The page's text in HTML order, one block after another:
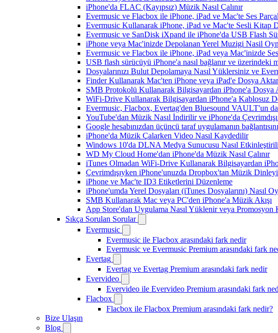
iPhone'da FLAC (Kayıpsız) Müzik Nasıl Çalınır
Evermusic ve Flacbox ile iPhone, iPad ve Mac'te Ses
Evermusic Kullanarak iPhone, iPad ve Mac'te Sesli Kitap
Evermusic ve SanDisk iXpand ile iPhone'da USB Flash
iPhone veya Mac'inizde Depolanan Yerel Muzigi Nasil
Evermusic ve Flacbox ile iPhone, iPad veya Mac'inizde Ses
USB flash sürücüyü iPhone'a nasıl bağlanır ve
Dosyalarınızı Bulut Depolamaya Nasıl Yüklersiniz ve
Finder Kullanarak Mac'ten iPhone veya iPad'e Dosya
SMB Protokolü Kullanarak Bilgisayardan iPhone'a Dosya
WiFi-Drive Kullanarak Bilgisayardan iPhone'a Kablosuz
Evermusic, Flacbox, Evertag'den Bluesound VAULT'un
YouTube'dan Müzik Nasıl İndirilir ve iPhone'da
Google hesabınızdan üçüncü taraf uygulamanın
iPhone'da Müzik Çalarken Video Nasıl Kaydedilir
Windows 10'da DLNA Medya Sunucusu Nasıl
WD My Cloud Home'dan iPhone'da Müzik Nasıl Çalınır
iTunes Olmadan WiFi-Drive Kullanarak Bilgisayardan
Çevrimdışıyken iPhone'unuzda Dropbox'tan Müzik
iPhone ve Mac'te ID3 Etiketlerini Düzenleme
iPhone'umda Yerel Dosyaları (iTunes Dosyalarını) Nasıl
SMB Kullanarak Mac veya PC'den iPhone'a Müzik Akışı
App Store'dan Uygulama Nasıl Yüklenir veya
Sıkça Sorulan Sorular
Evermusic
Evermusic ile Flacbox arasındaki fark nedir
Evermusic ve Evermusic Premium arasındaki fark
Evertag
Evertag ve Evertag Premium arasındaki fark nedir
Evervideo
Evervideo ile Evervideo Premium arasındaki fark
Flacbox
Flacbox ile Flacbox Premium arasındaki fark nedir?
Bize Ulaşın
Blog